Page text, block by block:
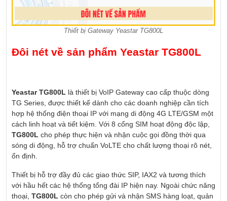
Thiết bị Gateway Yeastar TG800L
Đôi nét về sản phẩm Yeastar TG800L
Yeastar TG800L là thiết bị VoIP Gateway cao cấp thuộc dòng
TG Series, được thiết kế dành cho các doanh nghiệp cần tích
hợp hệ thống điện thoại IP với mạng di động 4G LTE/GSM một
cách linh hoạt và tiết kiệm. Với 8 cổng SIM hoạt động độc lập,
TG800L cho phép thực hiện và nhận cuộc gọi đồng thời qua
sóng di động, hỗ trợ chuẩn VoLTE cho chất lượng thoại rõ nét,
ổn định.
Thiết bị hỗ trợ đầy đủ các giao thức SIP, IAX2 và tương thích
với hầu hết các hệ thống tổng đài IP hiện nay. Ngoài chức năng
thoại, TG800L còn cho phép gửi và nhận SMS hàng loạt, quản